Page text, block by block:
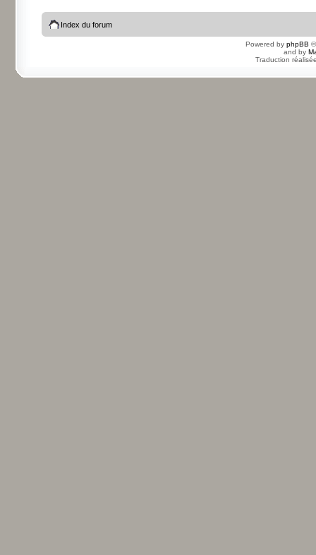
Index du forum
Powered by phpBB
and by
Traduction